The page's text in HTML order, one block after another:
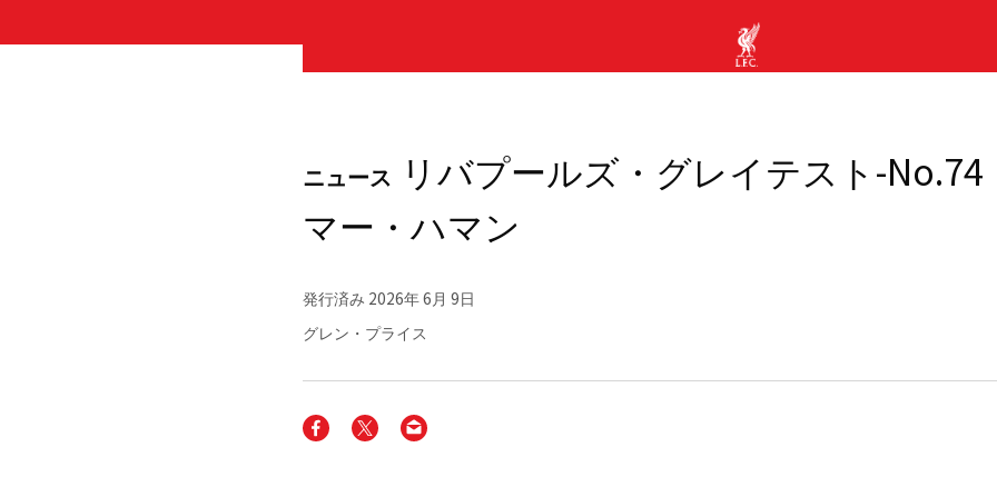
ニュース リバプールズ・グレイテスト-No.74
マー・ハマン
発行済み 2026年 6月 9日
グレン・プライス